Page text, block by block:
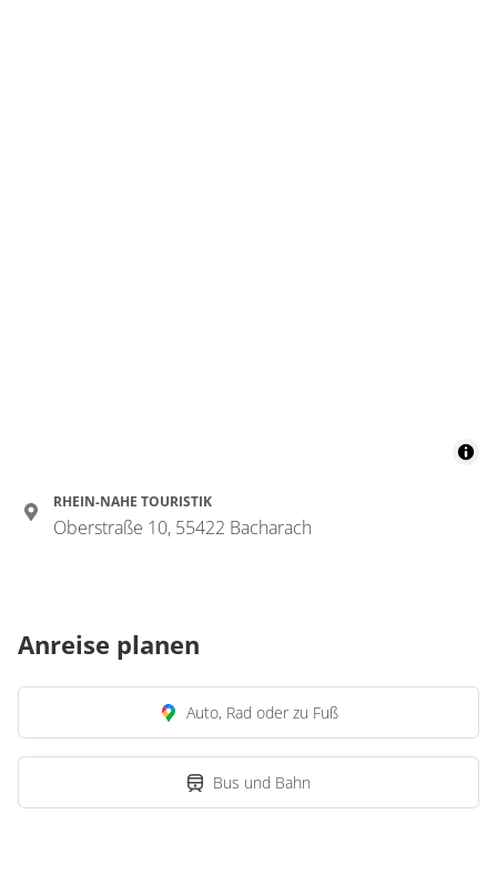
RHEIN-NAHE TOURISTIK
Oberstraße 10, 55422 Bacharach
Anreise planen
Auto, Rad oder zu Fuß
Bus und Bahn